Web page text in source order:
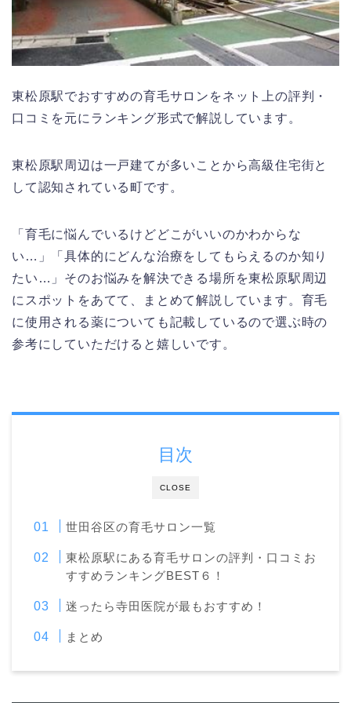
東松原駅でおすすめの育毛サロンをネット上の評判・
口コミを元にランキング形式で解説しています。
東松原駅周辺は一戸建てが多いことから高級住宅街と
して認知されている町です。
「育毛に悩んでいるけどどこがいいのかわからな
い…」「具体的にどんな治療をしてもらえるのか知り
たい…」そのお悩みを解決できる場所を東松原駅周辺
にスポットをあてて、まとめて解説しています。育毛
に使用される薬についても記載しているので選ぶ時の
参考にしていただけると嬉しいです。
CLOSE
目次
世田谷区の育毛サロン一覧
東松原駅にある育毛サロンの評判・口コミお
すすめランキングBEST６！
迷ったら寺田医院が最もおすすめ！
まとめ